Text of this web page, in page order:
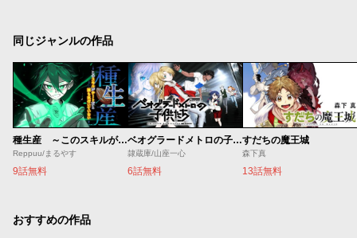
同じジャンルの作品
種生産 ～このスキルがチートだとまだ誰も気付いていない～
Reppuu/まるやす
9話無料
ベオグラードメトロの子供たち
隷蔵庫/山座一心
6話無料
すだちの魔王城
森下真
13話無料
おすすめの作品